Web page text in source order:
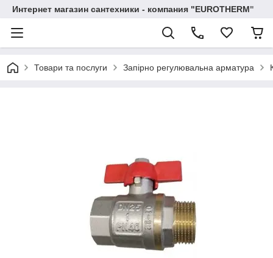
Интернет магазин сантехники - компания "EUROTHERM"
Товари та послуги Запірно регулювальна арматура